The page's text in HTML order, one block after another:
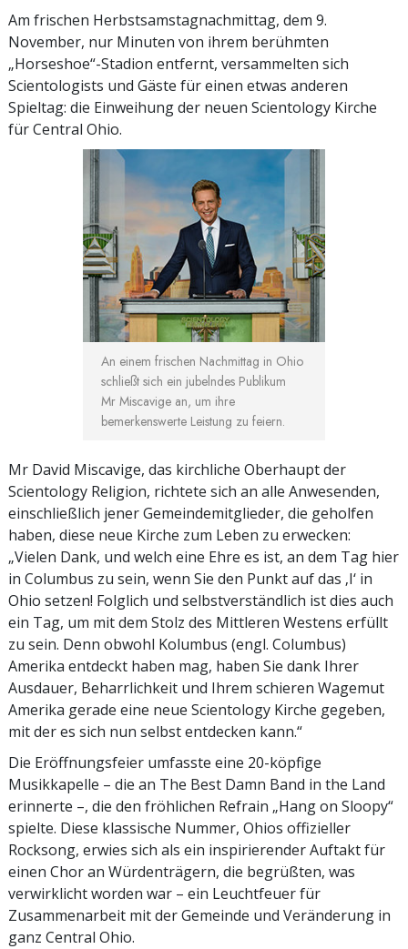
Am frischen Herbstsamstagnachmittag, dem 9.
November, nur Minuten von ihrem berühmten
„Horseshoe“-Stadion entfernt, versammelten sich
Scientologists und Gäste für einen etwas anderen
Spieltag: die Einweihung der neuen Scientology Kirche
für Central Ohio.
An einem frischen Nachmittag in Ohio
schließt sich ein jubelndes Publikum
Mr Miscavige an, um ihre
bemerkenswerte Leistung zu feiern.
Mr David Miscavige, das kirchliche Oberhaupt der
Scientology Religion, richtete sich an alle Anwesenden,
einschließlich jener Gemeindemitglieder, die geholfen
haben, diese neue Kirche zum Leben zu erwecken:
„Vielen Dank, und welch eine Ehre es ist, an dem Tag hier
in Columbus zu sein, wenn Sie den Punkt auf das ‚I‘ in
Ohio setzen! Folglich und selbstverständlich ist dies auch
ein Tag, um mit dem Stolz des Mittleren Westens erfüllt
zu sein. Denn obwohl Kolumbus (engl. Columbus)
Amerika entdeckt haben mag, haben Sie dank Ihrer
Ausdauer, Beharrlichkeit und Ihrem schieren Wagemut
Amerika gerade eine neue Scientology Kirche gegeben,
mit der es sich nun selbst entdecken kann.“
Die Eröffnungsfeier umfasste eine 20-köpfige
Musikkapelle – die an The Best Damn Band in the Land
erinnerte –, die den fröhlichen Refrain „Hang on Sloopy“
spielte. Diese klassische Nummer, Ohios offizieller
Rocksong, erwies sich als ein inspirierender Auftakt für
einen Chor an Würdenträgern, die begrüßten, was
verwirklicht worden war – ein Leuchtfeuer für
Zusammenarbeit mit der Gemeinde und Veränderung in
ganz Central Ohio.